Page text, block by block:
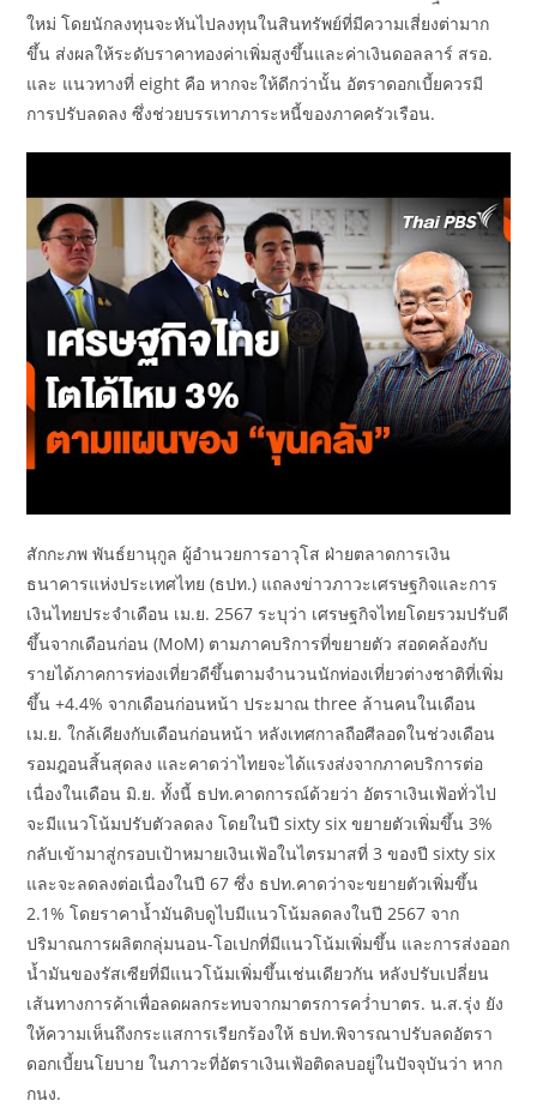
ใหม่ โดยนักลงทุนจะหันไปลงทุนในสินทรัพย์ที่มีความเสี่ยงต่ามาก
ขึ้น ส่งผลให้ระดับราคาทองค่าเพิ่มสูงขึ้นและค่าเงินดอลลาร์ สรอ.
และ แนวทางที่ eight คือ หากจะให้ดีกว่านั้น อัตราดอกเบี้ยควรมี
การปรับลดลง ซึ่งช่วยบรรเทาภาระหนี้ของภาคครัวเรือน.
สักกะภพ พันธ์ยานุกูล ผู้อำนวยการอาวุโส ฝ่ายตลาดการเงิน
ธนาคารแห่งประเทศไทย (ธปท.) แถลงข่าวภาวะเศรษฐกิจและการ
เงินไทยประจำเดือน เม.ย. 2567 ระบุว่า เศรษฐกิจไทยโดยรวมปรับดี
ขึ้นจากเดือนก่อน (MoM) ตามภาคบริการที่ขยายตัว สอดคล้องกับ
รายได้ภาคการท่องเที่ยวดีขึ้นตามจำนวนนักท่องเที่ยวต่างชาติที่เพิ่ม
ขึ้น +4.4% จากเดือนก่อนหน้า ประมาณ three ล้านคนในเดือน
เม.ย. ใกล้เคียงกับเดือนก่อนหน้า หลังเทศกาลถือศีลอดในช่วงเดือน
รอมฎอนสิ้นสุดลง และคาดว่าไทยจะได้แรงส่งจากภาคบริการต่อ
เนื่องในเดือน มิ.ย. ทั้งนี้ ธปท.คาดการณ์ด้วยว่า อัตราเงินเฟ้อทั่วไป
จะมีแนวโน้มปรับตัวลดลง โดยในปี sixty six ขยายตัวเพิ่มขึ้น 3%
กลับเข้ามาสู่กรอบเป้าหมายเงินเฟ้อในไตรมาสที่ 3 ของปี sixty six
และจะลดลงต่อเนื่องในปี 67 ซึ่ง ธปท.คาดว่าจะขยายตัวเพิ่มขึ้น
2.1% โดยราคาน้ำมันดิบดูไบมีแนวโน้มลดลงในปี 2567 จาก
ปริมาณการผลิตกลุ่มนอน-โอเปกที่มีแนวโน้มเพิ่มขึ้น และการส่งออก
น้ำมันของรัสเซียที่มีแนวโน้มเพิ่มขึ้นเช่นเดียวกัน หลังปรับเปลี่ยน
เส้นทางการค้าเพื่อลดผลกระทบจากมาตรการคว่ำบาตร. น.ส.รุ่ง ยัง
ให้ความเห็นถึงกระแสการเรียกร้องให้ ธปท.พิจารณาปรับลดอัตรา
ดอกเบี้ยนโยบาย ในภาวะที่อัตราเงินเฟ้อติดลบอยู่ในปัจจุบันว่า หาก
กนง.